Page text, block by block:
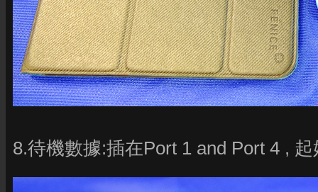
8.待機數據:插在Port 1 and Port 4 ,